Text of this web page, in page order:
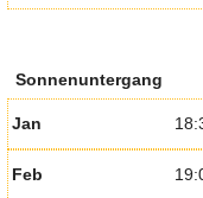
Sonnenuntergang
Jan
Feb